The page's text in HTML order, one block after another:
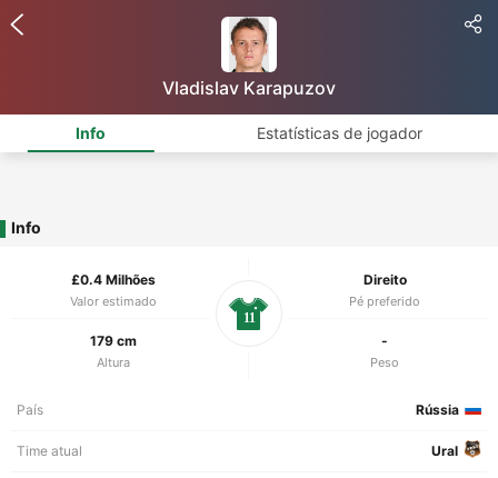
Vladislav Karapuzov
Info Estatísticas de jogador
Info
£0.4 Milhões
Valor estimado
Direito
Pé preferido
179 cm
Altura
-
Peso
11
País Rússia
Time atual Ural